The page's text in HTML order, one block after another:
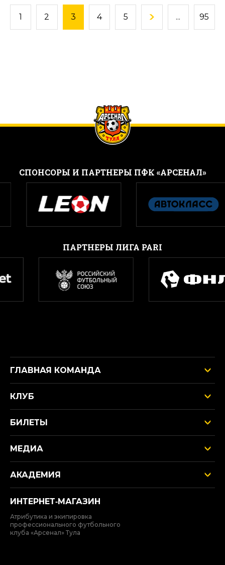
1 2 3 4 5 ... 95
CПОНСОРЫ И ПАРТНЕРЫ ПФК «АРСЕНАЛ»
ПАРТНЕРЫ ЛИГА PARI
ГЛАВНАЯ КОМАНДА
КЛУБ
БИЛЕТЫ
МЕДИА
АКАДЕМИЯ
ИНТЕРНЕТ‑МАГАЗИН
Атрибутика и экипировка
профессионального футбольного
клуба «Арсенал» Тула